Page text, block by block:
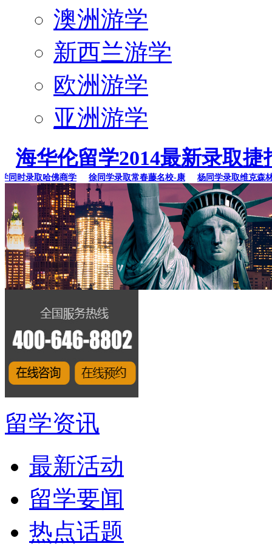
澳洲游学
新西兰游学
欧洲游学
亚洲游学
海华伦留学2014最新录取捷
录取哈佛商学 徐同学录取常春藤名校-康 杨同学录取维克森林大
留学资讯
最新活动
留学要闻
热点话题